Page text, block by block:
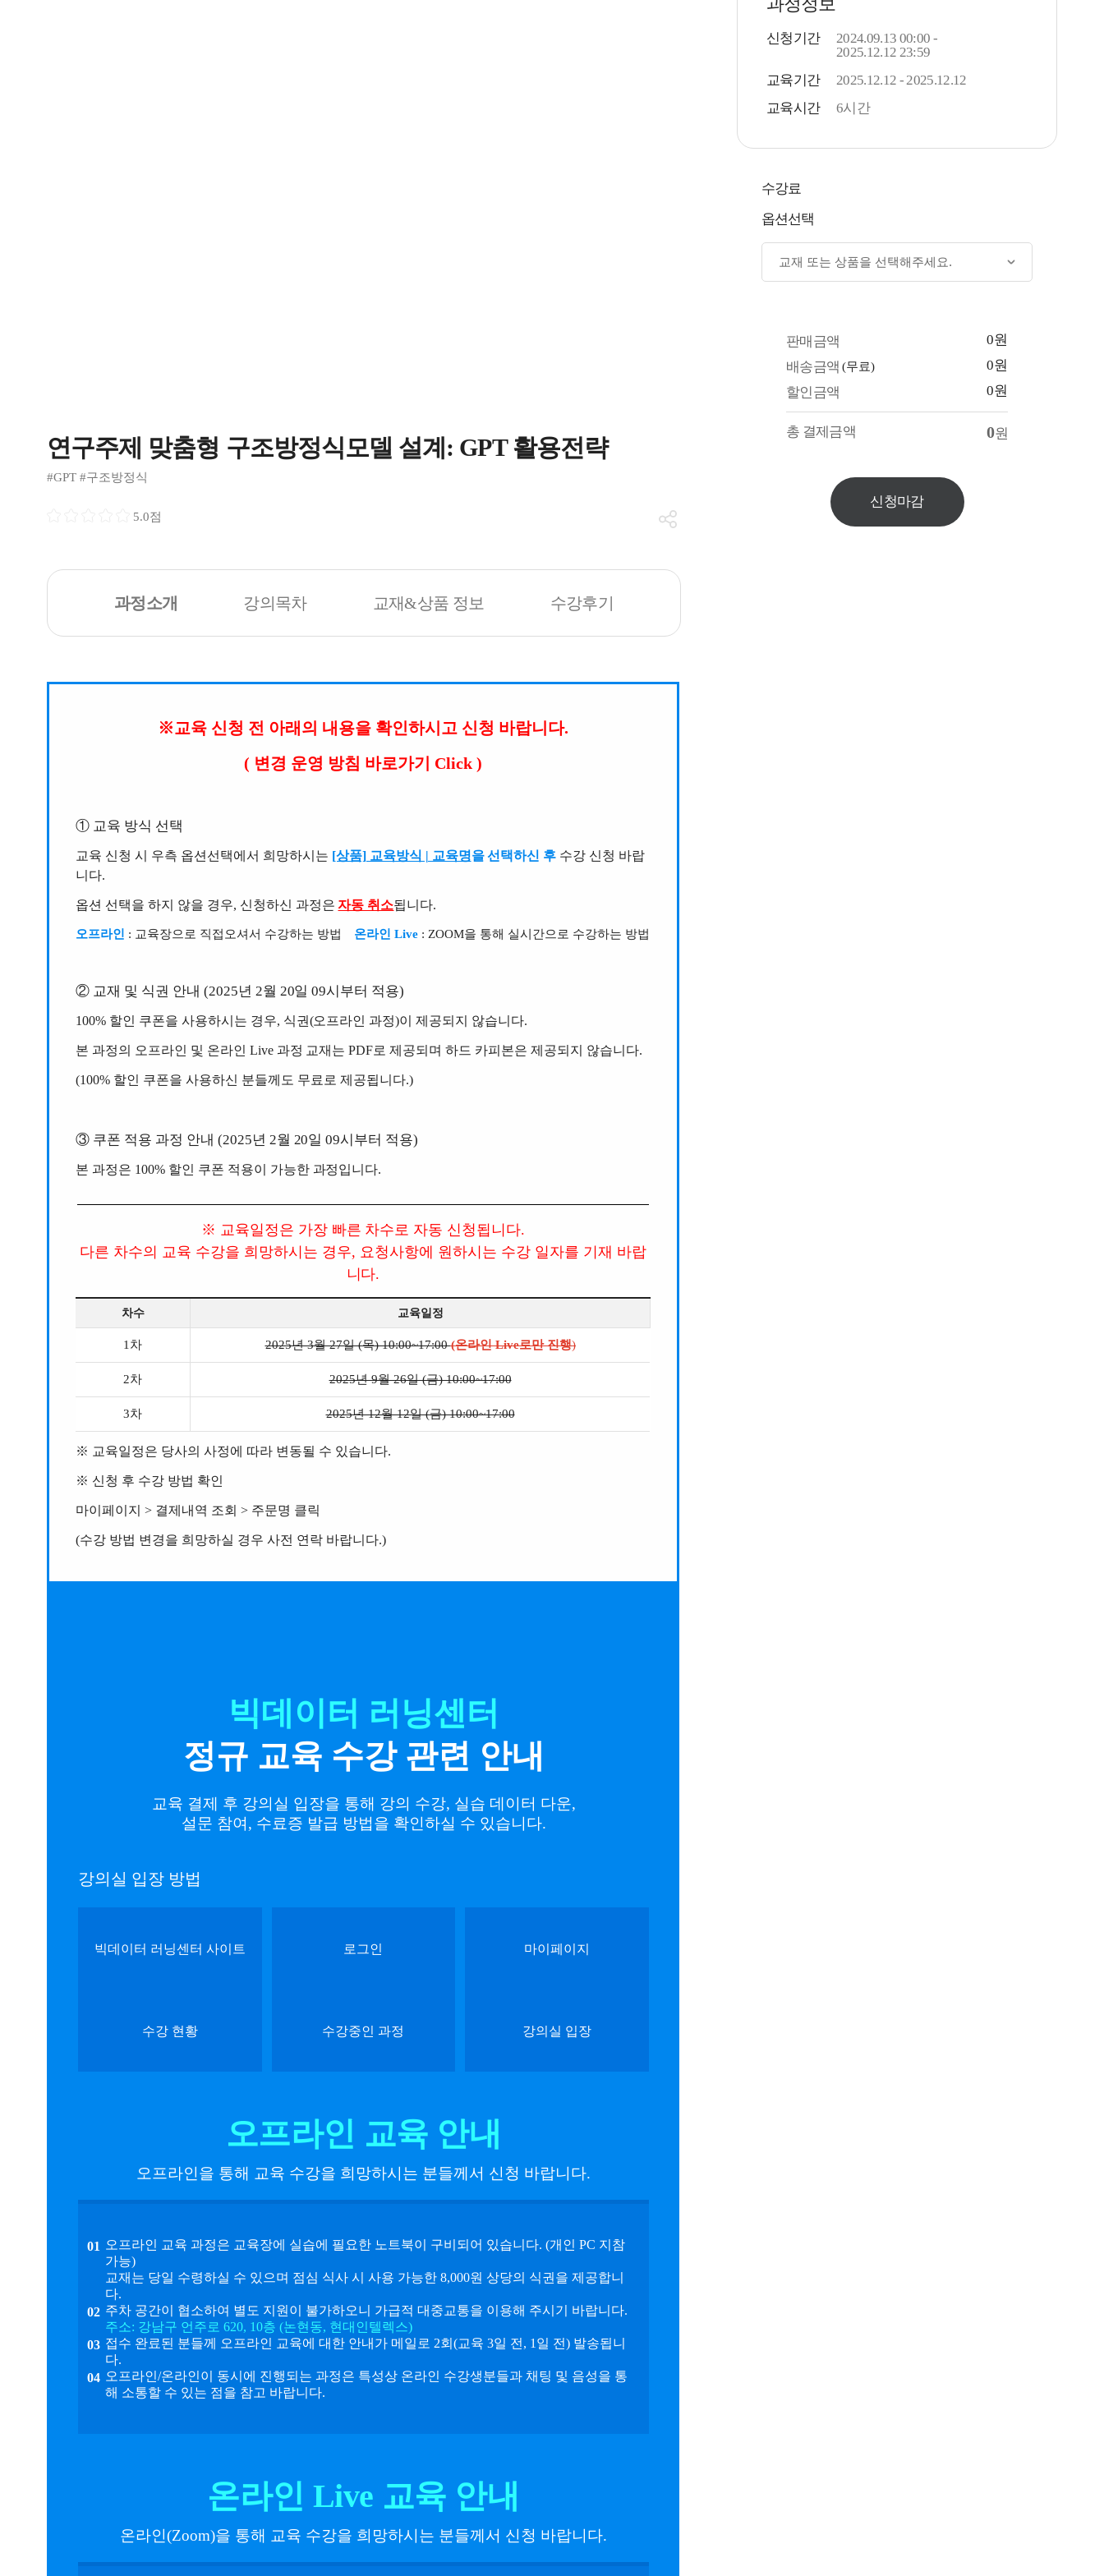
연구주제 맞춤형 구조방정식모델 설계: GPT 활용전략
#GPT #구조방정식
5.0점
신청기간
2024.09.13 00:00 -
2025.12.12 23:59
교육기간
2025.12.12 - 2025.12.12
교육시간
6시간
수강료
옵션선택
판매금액
0원
배송금액 (무료)
0원
할인금액
0원
총 결제금액 0원
신청마감
과정소개 강의목차 교재&상품 정보 수강후기
※교육 신청 전 아래의 내용을 확인하시고 신청 바랍니다.
( 변경 운영 방침 바로가기 Click )
① 교육 방식 선택
교육 신청 시 우측 옵션선택에서 희망하시는 [상품] 교육방식 | 교육명을 선택하신 후 수강 신청 바랍
니다.
옵션 선택을 하지 않을 경우, 신청하신 과정은자동 취소됩니다.
오프라인 : 교육장으로 직접오셔서 수강하는 방법 온라인 Live : ZOOM을 통해 실시간으로 수강하는 방법
② 교재 및 식권 안내 (2025년 2월 20일 09시부터 적용)
100% 할인 쿠폰을 사용하시는 경우, 식권(오프라인 과정)이 제공되지 않습니다.
본 과정의 오프라인 및 온라인 Live 과정 교재는 PDF로 제공되며 하드 카피본은 제공되지 않습니다.
(100% 할인 쿠폰을 사용하신 분들께도 무료로 제공됩니다.)
③ 쿠폰 적용 과정 안내 (2025년 2월 20일 09시부터 적용)
본 과정은 100% 할인 쿠폰 적용이 가능한 과정입니다.
※ 교육일정은 가장 빠른 차수로 자동 신청됩니다.
다른 차수의 교육 수강을 희망하시는 경우, 요청사항에 원하시는 수강 일자를 기재 바랍
니다.
차수 교육일정
1차 2025년 3월 27일 (목) 10:00~17:00(온라인 Live로만 진행)
2차 2025년 9월 26일 (금) 10:00~17:00
3차 2025년 12월 12일 (금) 10:00~17:00
※ 교육일정은 당사의 사정에 따라 변동될 수 있습니다.
※ 신청 후 수강 방법 확인
마이페이지 > 결제내역 조회 > 주문명 클릭
(수강 방법 변경을 희망하실 경우 사전 연락 바랍니다.)
빅데이터 러닝센터
정규 교육 수강 관련 안내
교육 결제 후 강의실 입장을 통해 강의 수강, 실습 데이터 다운,
설문 참여, 수료증 발급 방법을 확인하실 수 있습니다.
강의실 입장 방법
빅데이터 러닝센터 사이트 로그인 마이페이지
수강 현황 수강중인 과정 강의실 입장
오프라인 교육 안내
오프라인을 통해 교육 수강을 희망하시는 분들께서 신청 바랍니다.
01 오프라인 교육 과정은 교육장에 실습에 필요한 노트북이 구비되어 있습니다. (개인 PC 지참
가능)
교재는 당일 수령하실 수 있으며 점심 식사 시 사용 가능한 8,000원 상당의 식권을 제공합니
다.
02 주차 공간이 협소하여 별도 지원이 불가하오니 가급적 대중교통을 이용해 주시기 바랍니다.
주소: 강남구 언주로 620, 10층 (논현동, 현대인텔렉스)
03 접수 완료된 분들께 오프라인 교육에 대한 안내가 메일로 2회(교육 3일 전, 1일 전) 발송됩니
다.
04 오프라인/온라인이 동시에 진행되는 과정은 특성상 온라인 수강생분들과 채팅 및 음성을 통
해 소통할 수 있는 점을 참고 바랍니다.
온라인 Live 교육 안내
온라인(Zoom)을 통해 교육 수강을 희망하시는 분들께서 신청 바랍니다.